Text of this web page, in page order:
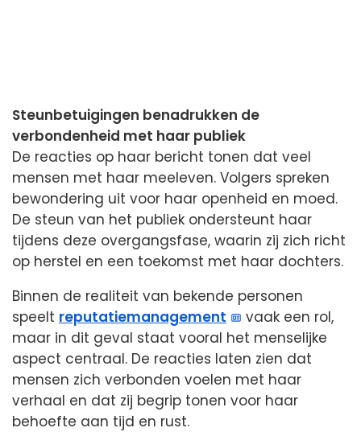
Steunbetuigingen benadrukken de
verbondenheid met haar publiek
De reacties op haar bericht tonen dat veel
mensen met haar meeleven. Volgers spreken
bewondering uit voor haar openheid en moed.
De steun van het publiek ondersteunt haar
tijdens deze overgangsfase, waarin zij zich richt
op herstel en een toekomst met haar dochters.
Binnen de realiteit van bekende personen
speelt reputatiemanagement
vaak een rol,
maar in dit geval staat vooral het menselijke
aspect centraal. De reacties laten zien dat
mensen zich verbonden voelen met haar
verhaal en dat zij begrip tonen voor haar
behoefte aan tijd en rust.